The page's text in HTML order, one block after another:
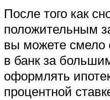
После того как
положительным
вы можете смело
в банк за
оформлять
процентной